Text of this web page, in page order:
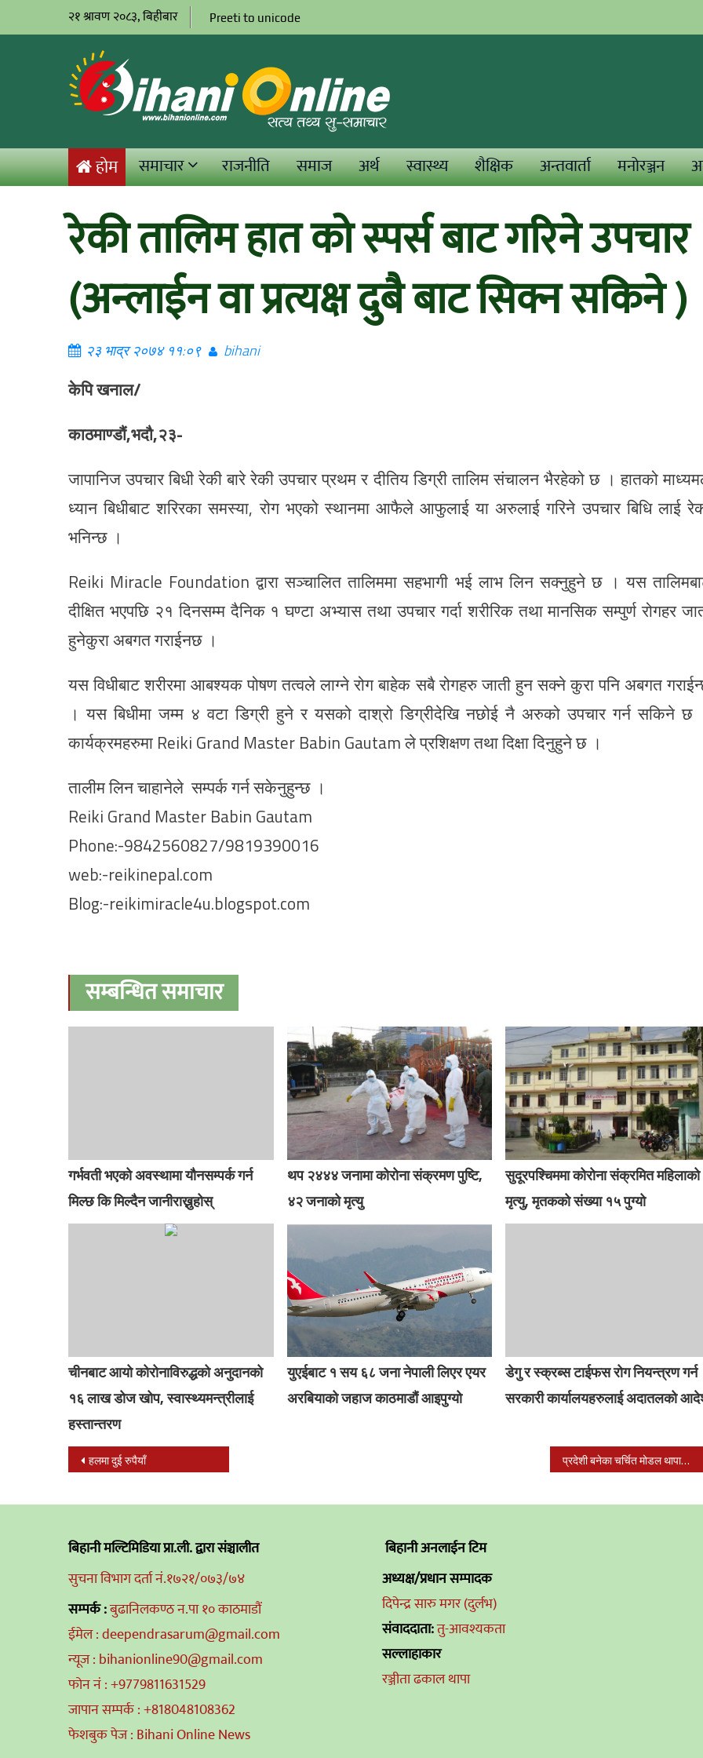
२१ श्रावण २०८३, बिहीबार Preeti to unicode
होम समाचार राजनीति समाज अर्थ स्वास्थ्य शैक्षिक अन्तवार्ता मनोरञ्जन
रेकी तालिम हात को स्पर्स बाट गरिने उपचार
(अन्लाईन वा प्रत्यक्ष दुबै बाट सिक्न सकिने )
२३ भाद्र २०७४ ११:०९ bihani
केपि खनाल/
काठमाण्डौं,भदौ,२३-
जापानिज उपचार बिधी रेकी बारे रेकी उपचार प्रथम र दीतिय डिग्री तालिम संचालन भैरहेको छ । हातको
ध्यान बिधीबाट शरिरका समस्या, रोग भएको स्थानमा आफैले आफुलाई या अरुलाई गरिने उपचार बिधि लाई
भनिन्छ ।
Reiki Miracle Foundation द्वारा सञ्चालित तालिममा सहभागी भई लाभ लिन सक्नुहुने छ । यस
दीक्षित भएपछि २१ दिनसम्म दैनिक १ घण्टा अभ्यास तथा उपचार गर्दा शरीरिक तथा मानसिक सम्पुर्ण रोगहर
हुनेकुरा अबगत गराईनछ ।
यस विधीबाट शरीरमा आबश्यक पोषण तत्वले लाग्ने रोग बाहेक सबै रोगहरु जाती हुन सक्ने कुरा पनि अबगत
। यस बिधीमा जम्म ४ वटा डिग्री हुने र यसको दाश्रो डिग्रीदेखि नछोई नै अरुको उपचार गर्न सकिने छ
कार्यक्रमहरुमा Reiki Grand Master Babin Gautam ले प्रशिक्षण तथा दिक्षा दिनुहुने छ ।
तालीम लिन चाहानेले सम्पर्क गर्न सकेनुहुन्छ ।
Reiki Grand Master Babin Gautam
Phone:-9842560827/9819390016
web:-reikinepal.com
Blog:-reikimiracle4u.blogspot.com
सम्बन्धित समाचार
गर्भवती भएको अवस्थामा यौनसम्पर्क गर्न
मिल्छ कि मिल्दैन जानीराख्नुहोस्
थप २४४४ जनामा कोरोना संक्रमण पुष्टि,
४२ जनाको मृत्यु
सुदूरपश्चिममा कोरोना संक्रमित महिलाको
मृत्यु, मृतकको संख्या १५ पुग्यो
चीनबाट आयो कोरोनाविरुद्धको अनुदानको
१६ लाख डोज खोप, स्वास्थ्यमन्त्रीलाई
हस्तान्तरण
युएईबाट १ सय ६८ जना नेपाली लिएर एयर
अरबियाको जहाज काठमाडौं आइपुग्यो
डेगु र स्क्रब्स टाईफस रोग नियन्त्रण गर्न
सरकारी कार्यालयहरुलाई अदातलको
Post
हलमा दुई रुपैयाँ प्रदेशी बनेका चर्चित मोडल थापाको हात काटियो
बिहानी मल्टिमिडिया प्रा.ली. द्वारा संञ्चालीत
सुचना विभाग दर्ता नं.१७२१/०७३/७४
सम्पर्क :बुढानिलकण्ठ न.पा १० काठमाडौं
ईमेल : deependrasarum@gmail.com
न्यूज : bihanionline90@gmail.com
फोन नं : +9779811631529
जापान सम्पर्क : +818048108362
फेशबुक पेज : Bihani Online News
बिहानी अनलाईन टिम
अध्यक्ष/प्रधान सम्पादक
दिपेन्द्र सारु मगर (दुर्लभ)
संवाददाता:तु-आवश्यकता
सल्लाहाकार
रञ्जीता ढकाल थापा